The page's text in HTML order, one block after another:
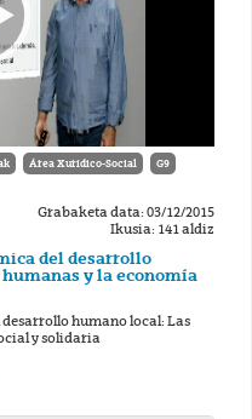
Área Xurídico-Social G9
Grabaketa data: 03/12/2015
Ikusia: 141 aldiz
del desarrollo
y la economía
humano local: Las
y solidaria